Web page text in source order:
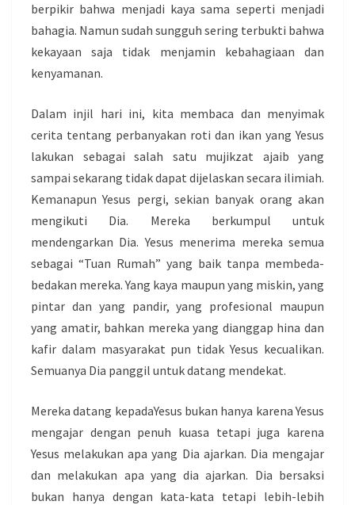
berpikir bahwa menjadi kaya sama seperti menjadi
bahagia. Namun sudah sungguh sering terbukti bahwa
kekayaan saja tidak menjamin kebahagiaan dan
kenyamanan.
Dalam injil hari ini, kita membaca dan menyimak
cerita tentang perbanyakan roti dan ikan yang Yesus
lakukan sebagai salah satu mujikzat ajaib yang
sampai sekarang tidak dapat dijelaskan secara ilimiah.
Kemanapun Yesus pergi, sekian banyak orang akan
mengikuti Dia. Mereka berkumpul untuk
mendengarkan Dia. Yesus menerima mereka semua
sebagai “Tuan Rumah” yang baik tanpa membeda-
bedakan mereka. Yang kaya maupun yang miskin, yang
pintar dan yang pandir, yang profesional maupun
yang amatir, bahkan mereka yang dianggap hina dan
kafir dalam masyarakat pun tidak Yesus kecualikan.
Semuanya Dia panggil untuk datang mendekat.
Mereka datang kepadaYesus bukan hanya karena Yesus
mengajar dengan penuh kuasa tetapi juga karena
Yesus melakukan apa yang Dia ajarkan. Dia mengajar
dan melakukan apa yang dia ajarkan. Dia bersaksi
bukan hanya dengan kata-kata tetapi lebih-lebih